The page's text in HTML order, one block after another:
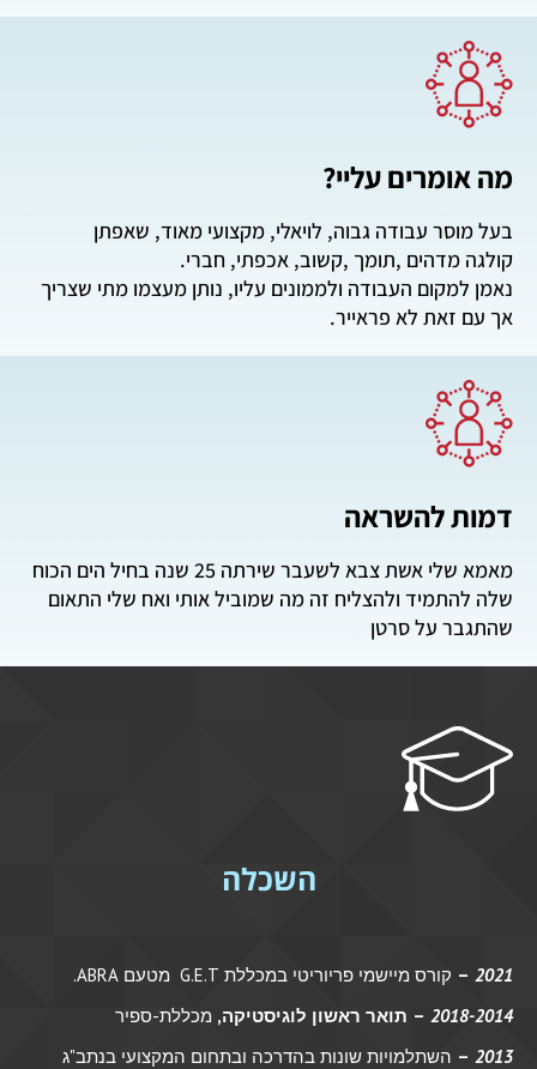
מה אומרים עליי?
בעל מוסר עבודה גבוה, לויאלי, מקצועי מאוד, שאפתן
קולגה מדהים ,תומך ,קשוב, אכפתי, חברי.
נאמן למקום העבודה ולממונים עליו, נותן מעצמו מתי שצריך
אך עם זאת לא פראייר.
דמות להשראה
מאמא שלי אשת צבא לשעבר שירתה 25 שנה בחיל הים הכוח
שלה להתמיד ולהצליח זה מה שמוביל אותי ואח שלי התאום
שהתגבר על סרטן
השכלה
2021
– קורס מיישמי פריוריטי במכללת G.E.T מטעם ABRA.
2018-2014 – תואר ראשון לוגיסטיקה, מכללת-ספיר
2013
– השתלמויות שונות בהדרכה ובתחום המקצועי בנתב"ג